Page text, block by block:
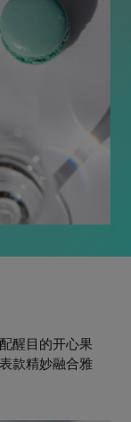
醒目的开心果
款精妙融合雅